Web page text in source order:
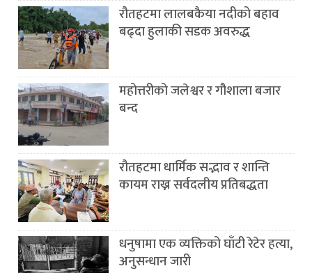
रौतहटमा लालबकैया नदीको बहाव
बढ्दा हुलाकी सडक अवरुद्ध
महोत्तरीको जलेश्वर र गौशाला बजार
बन्द
रौतहटमा धार्मिक सद्भाव र शान्ति
कायम राख्न सर्वदलीय प्रतिबद्धता
धनुषामा एक व्यक्तिको घाँटी रेटेर हत्या,
अनुसन्धान जारी